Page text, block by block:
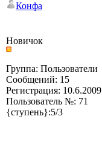
Конфа
Новичок
Группа: Пользователи
Сообщений: 15
Регистрация: 10.6.2009
Пользователь №: 71
{ступень}:5/3